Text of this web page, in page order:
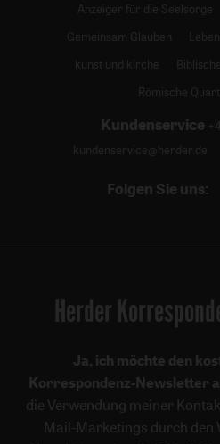
Anzeiger für die Seelsorge
Gemeinsam Glauben
kunst und kirche
Römische
Kundenservice
kundenservice@herder.de
Folgen Sie uns:
Herder
Ja, ich möchte den
Korrespondenz-Newsletter
die Verwendung meiner
Mail-Marketings durch den